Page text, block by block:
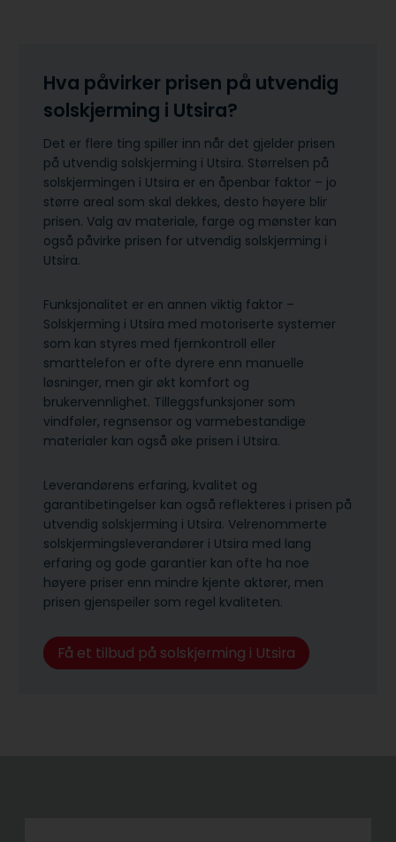
Hva påvirker prisen på utvendig
solskjerming i Utsira?
Det er flere ting spiller inn når det gjelder prisen
på utvendig solskjerming i Utsira. Størrelsen på
solskjermingen i Utsira er en åpenbar faktor – jo
større areal som skal dekkes, desto høyere blir
prisen. Valg av materiale, farge og mønster kan
også påvirke prisen for utvendig solskjerming i
Utsira.
Funksjonalitet er en annen viktig faktor –
Solskjerming i Utsira med motoriserte systemer
som kan styres med fjernkontroll eller
smarttelefon er ofte dyrere enn manuelle
løsninger, men gir økt komfort og
brukervennlighet. Tilleggsfunksjoner som
vindføler, regnsensor og varmebestandige
materialer kan også øke prisen i Utsira.
Leverandørens erfaring, kvalitet og
garantibetingelser kan også reflekteres i prisen på
utvendig solskjerming i Utsira. Velrenommerte
solskjermingsleverandører i Utsira med lang
erfaring og gode garantier kan ofte ha noe
høyere priser enn mindre kjente aktører, men
prisen gjenspeiler som regel kvaliteten.
Få et tilbud på solskjerming i Utsira